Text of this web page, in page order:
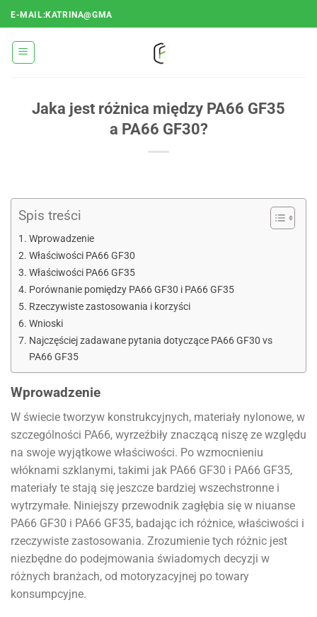
Przejdź
do
treści
E-MAIL:KATRINA@GMA
Jaka jest różnica między PA66 GF35
a PA66 GF30?
Spis treści
Wprowadzenie
Właściwości PA66 GF30
Właściwości PA66 GF35
Porównanie pomiędzy PA66 GF30 i PA66 GF35
Rzeczywiste zastosowania i korzyści
Wnioski
Najczęściej zadawane pytania dotyczące PA66 GF30 vs
PA66 GF35
Wprowadzenie
W świecie tworzyw konstrukcyjnych, materiały nylonowe, w
szczególności PA66, wyrzeźbiły znaczącą niszę ze względu
na swoje wyjątkowe właściwości. Po wzmocnieniu
włóknami szklanymi, takimi jak PA66 GF30 i PA66 GF35,
materiały te stają się jeszcze bardziej wszechstronne i
wytrzymałe. Niniejszy przewodnik zagłębia się w niuanse
PA66 GF30 i PA66 GF35, badając ich różnice, właściwości i
rzeczywiste zastosowania. Zrozumienie tych różnic jest
niezbędne do podejmowania świadomych decyzji w
różnych branżach, od motoryzacyjnej po towary
konsumpcyjne.